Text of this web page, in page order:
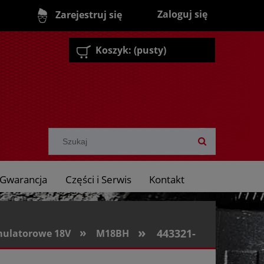
Zarejestruj się Zaloguj się
Koszyk: (pusty)
Gwarancja Części i Serwis Kontakt
18V » M18BH » 443321-